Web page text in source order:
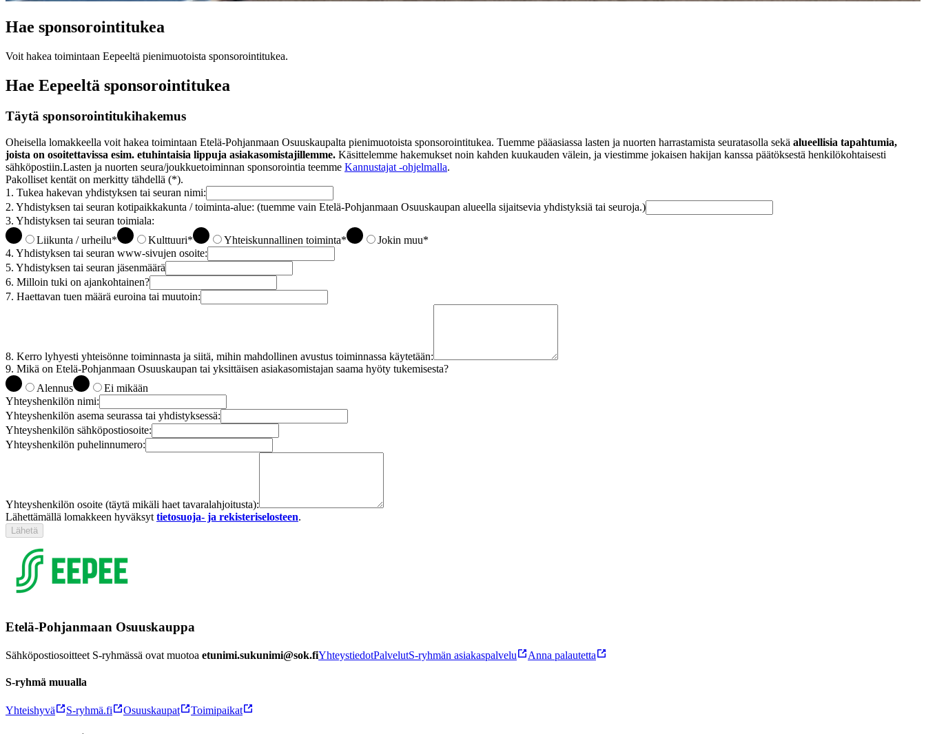
Hae sponsorointitukea
Voit hakea toimintaan Eepeeltä pienimuotoista sponsorointitukea.
Hae Eepeeltä sponsorointitukea
Täytä sponsorointitukihakemus
Oheisella lomakkeella voit hakea toimintaan Etelä-Pohjanmaan Osuuskaupalta pienimuotoista sponsorointitukea. Tuemme pääasiassa lasten ja nuorten harrastamista seuratasolla sekä alueellisia tapahtumia,
joista on osoitettavissa esim. etuhintaisia lippuja asiakasomistajillemme. Käsittelemme hakemukset noin kahden kuukauden välein, ja viestimme jokaisen hakijan kanssa päätöksestä henkilökohtaisesti
sähköpostiin.Lasten ja nuorten seura/joukkuetoiminnan sponsorointia teemme Kannustajat -ohjelmalla.
Pakolliset kentät on merkitty tähdellä (*).
1. Tukea hakevan yhdistyksen tai seuran nimi:
2. Yhdistyksen tai seuran kotipaikkakunta / toiminta-alue: (tuemme vain Etelä-Pohjanmaan Osuuskaupan alueella sijaitsevia yhdistyksiä tai seuroja.)
3. Yhdistyksen tai seuran toimiala:
Liikunta / urheilu* Kulttuuri* Yhteiskunnallinen toiminta* Jokin muu*
4. Yhdistyksen tai seuran www-sivujen osoite:
5. Yhdistyksen tai seuran jäsenmäärä
6. Milloin tuki on ajankohtainen?
7. Haettavan tuen määrä euroina tai muutoin:
8. Kerro lyhyesti yhteisönne toiminnasta ja siitä, mihin mahdollinen avustus toiminnassa käytetään:
9. Mikä on Etelä-Pohjanmaan Osuuskaupan tai yksittäisen asiakasomistajan saama hyöty tukemisesta?
Alennus
Ei mikään
Yhteyshenkilön nimi:
Yhteyshenkilön asema seurassa tai yhdistyksessä:
Yhteyshenkilön sähköpostiosoite:
Yhteyshenkilön puhelinnumero:
Yhteyshenkilön osoite (täytä mikäli haet tavaralahjoitusta):
Lähettämällä lomakkeen hyväksyttietosuoja- ja rekisteriselosteen.
Lähetä
Etelä-Pohjanmaan Osuuskauppa
Sähköpostiosoitteet S-ryhmässä ovat muotoa etunimi.sukunimi@sok.fiYhteystiedotPalvelutS-ryhmän asiakaspalvelu Anna palautetta
S-ryhmä muualla
Yhteishyvä S-ryhmä.fi Osuuskaupat Toimipaikat